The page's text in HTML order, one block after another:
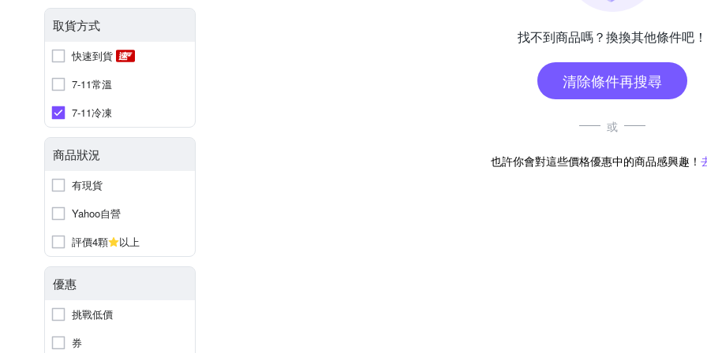
取貨方式
快速到貨
7-11常溫
7-11冷凍
商品狀況
有現貨
Yahoo自營
評價4顆
以上
優惠
挑戰低價
券
找不到商品嗎？換換其他條件吧！
清除條件再搜尋
或
也許你會對這些價格優惠中的商品感興趣！